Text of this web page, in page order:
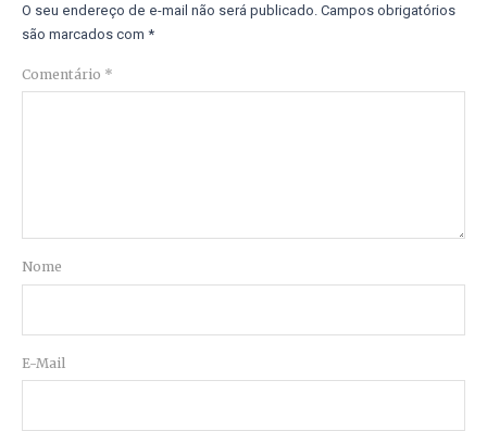
O seu endereço de e-mail não será publicado. Campos obrigatórios
são marcados com *
Comentário *
Nome
E-Mail